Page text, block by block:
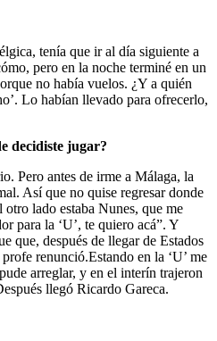
tenía que ir al día siguiente a
pero en la noche terminé en un
no había vuelos. ¿Y a quién
Lo habían llevado para ofrecerlo,
decidiste jugar?
Pero antes de irme a Málaga, la
Así que no quise regresar donde
lado estaba Nunes, que me
para la ‘U’, te quiero acá”. Y
que, después de llegar de Estados
renunció.Estando en la ‘U’ me
arreglar, y en el interín trajeron
llegó Ricardo Gareca.